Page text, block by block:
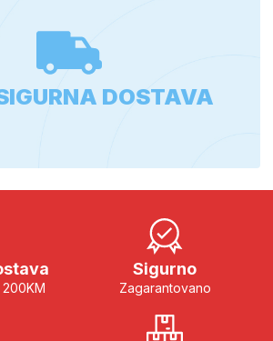
DOSTAVA
Sigurno
Zagarantovano